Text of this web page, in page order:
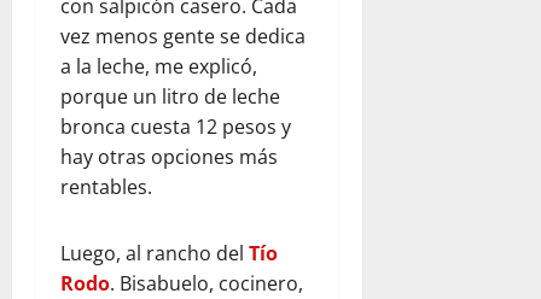
con salpicón casero. Cada
vez menos gente se dedica
a la leche, me explicó,
porque un litro de leche
bronca cuesta 12 pesos y
hay otras opciones más
rentables.
Luego, al rancho del Tío
Rodo. Bisabuelo, cocinero,